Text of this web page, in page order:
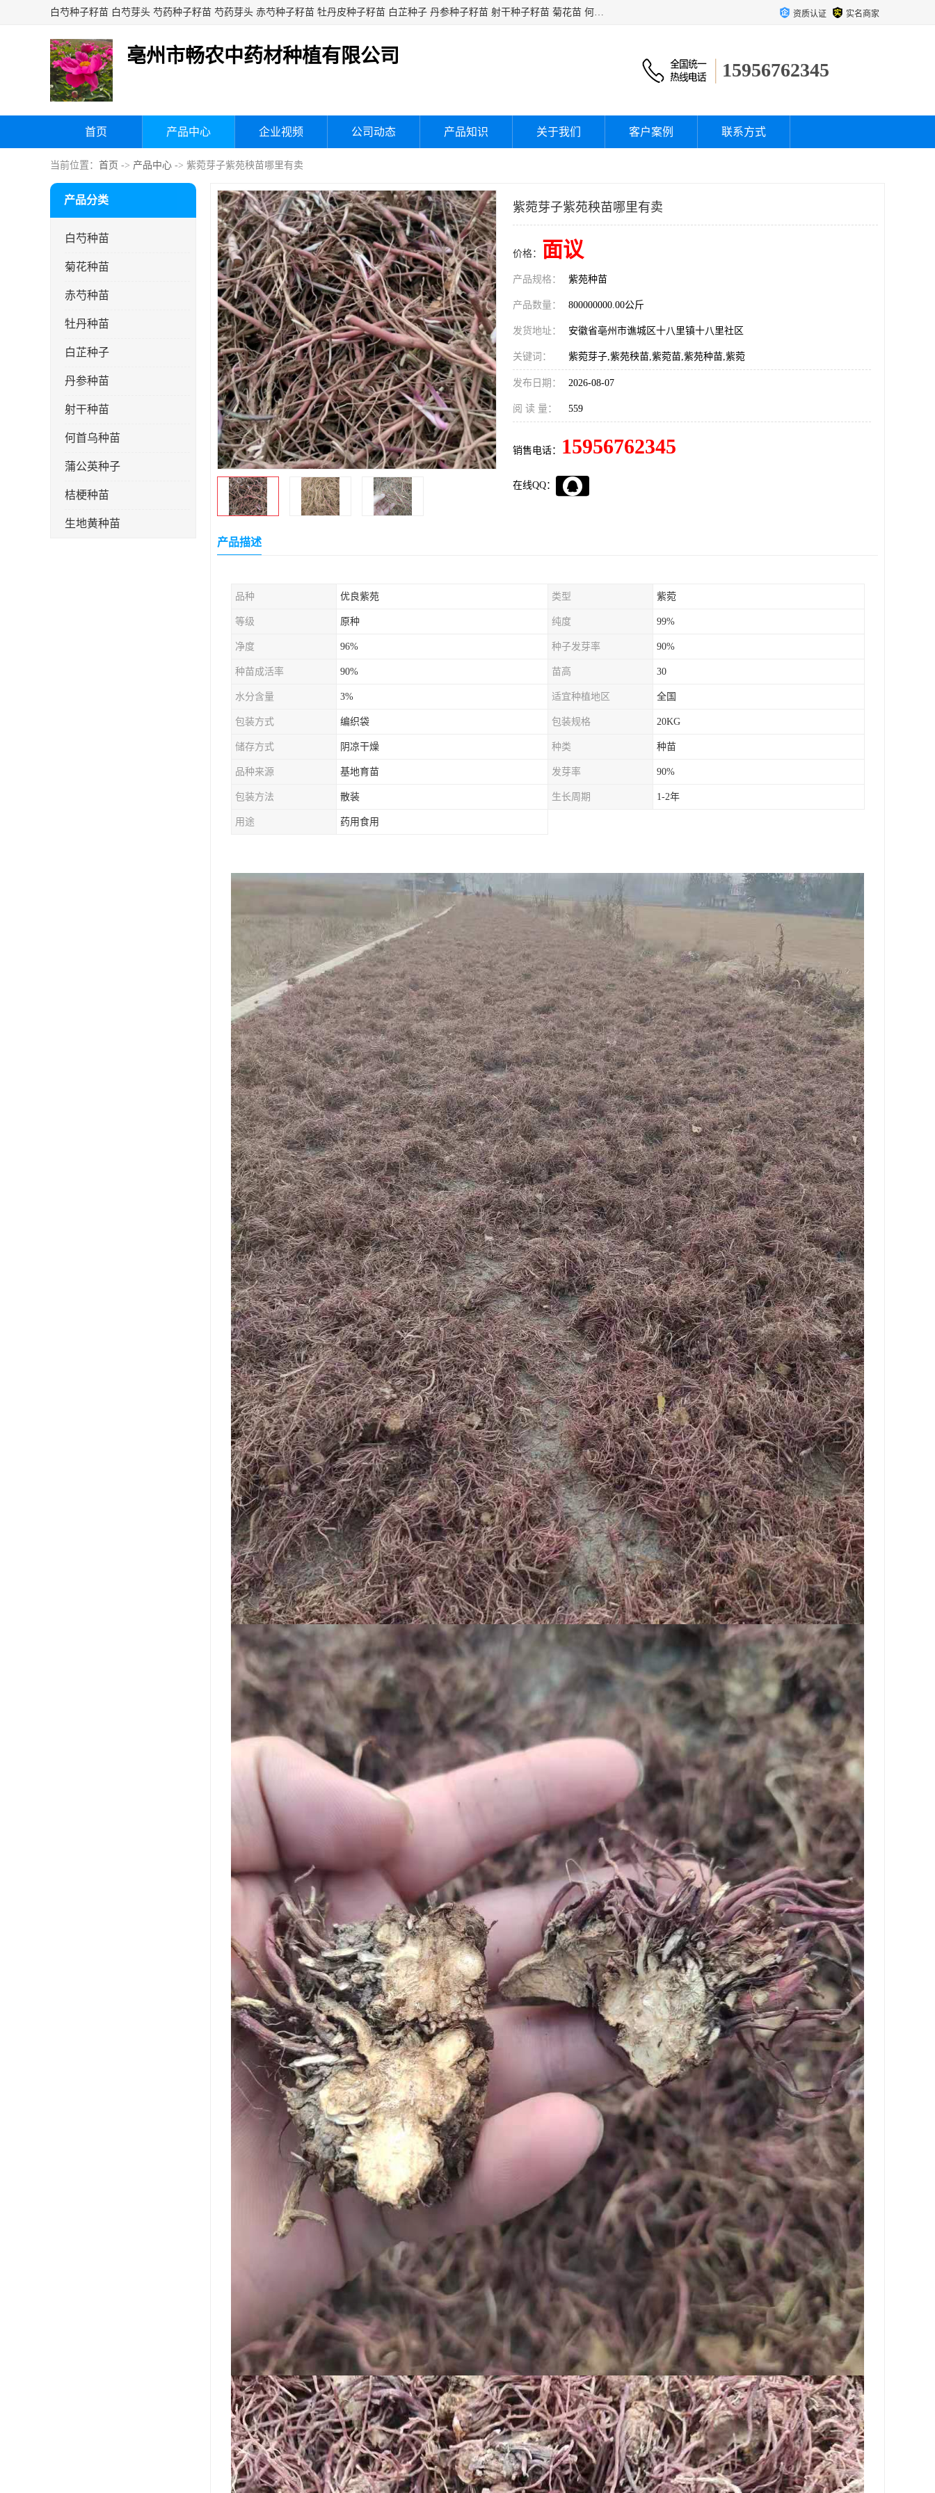
白芍种子籽苗 白芍芽头 芍药种子籽苗 芍药芽头 赤芍种子籽苗 牡丹皮种子籽苗 白芷种子 丹参种子籽苗 射干种子籽苗 菊花苗 何乌苗 蒲公英种子 桔梗种子籽苗 生地黄芽苗 玄参芽苗 元参芽苗 黑参芽苗 紫苑芽 紫菀苗 板蓝根种子 板兰根籽 大青叶种子 大青根种苗 防风种子 夏枯草种子 夏枯球籽 知母种子籽苗 白术种子 白术籽苗 薄荷种子籽苗 红花种子籽油 资质认证 实名商家
亳州市畅农中药材种植有限公司
15956762345
首页 产品中心 企业视频 公司动态 产品知识 关于我们 客户案例 联系方式
当前位置： 首页 -> 产品中心 -> 紫菀芽子紫苑秧苗哪里有卖
产品分类
白芍种苗
菊花种苗
赤芍种苗
牡丹种苗
白芷种子
丹参种苗
射干种苗
何首乌种苗
蒲公英种子
桔梗种苗
生地黄种苗
紫菀芽子紫苑秧苗哪里有卖
价格： 面议
产品规格： 紫苑种苗
产品数量： 800000000.00公斤
发货地址： 安徽省亳州市谯城区十八里镇十八里社区
关键词： 紫菀芽子,紫苑秧苗,紫菀苗,紫苑种苗,紫菀
发布日期： 2026-08-07
阅 读 量： 559
销售电话： 15956762345
在线QQ：
产品描述
品种 优良紫苑 类型 紫菀
等级 原种 纯度 99%
净度 96% 种子发芽率 90%
种苗成活率 90% 苗高 30
水分含量 3% 适宜种植地区 全国
包装方式 编织袋 包装规格 20KG
储存方式 阴凉干燥 种类 种苗
品种来源 基地育苗 发芽率 90%
包装方法 散装 生长周期 1-2年
用途 药用食用